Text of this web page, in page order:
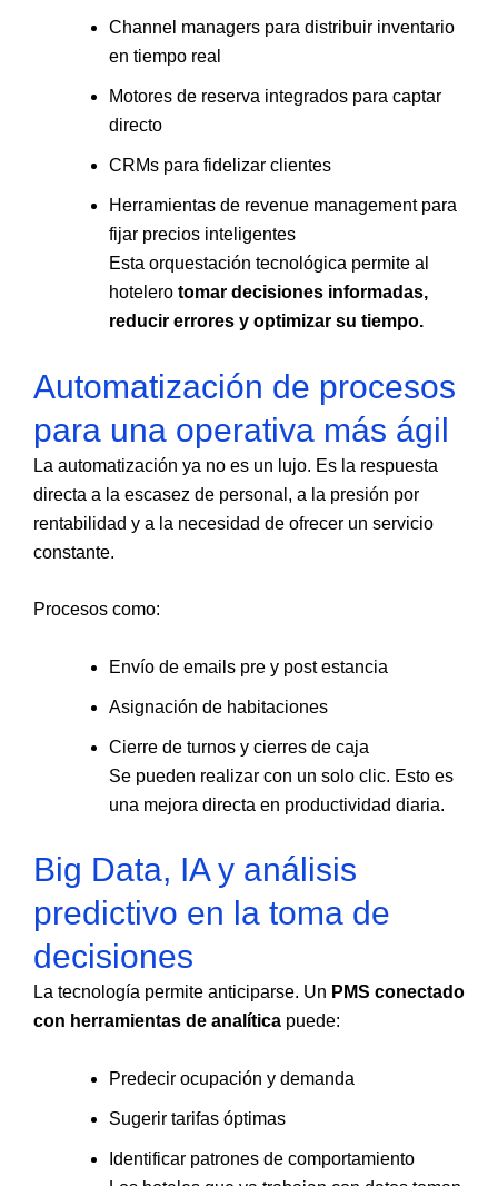
Channel managers para distribuir inventario
en tiempo real
Motores de reserva integrados para captar
directo
CRMs para fidelizar clientes
Herramientas de revenue management para
fijar precios inteligentes
Esta orquestación tecnológica permite al
hotelero tomar decisiones informadas,
reducir errores y optimizar su tiempo.
Automatización de procesos
para una operativa más ágil
La automatización ya no es un lujo. Es la respuesta
directa a la escasez de personal, a la presión por
rentabilidad y a la necesidad de ofrecer un servicio
constante.
Procesos como:
Envío de emails pre y post estancia
Asignación de habitaciones
Cierre de turnos y cierres de caja
Se pueden realizar con un solo clic. Esto es
una mejora directa en productividad diaria.
Big Data, IA y análisis
predictivo en la toma de
decisiones
La tecnología permite anticiparse. Un PMS conectado
con herramientas de analítica puede:
Predecir ocupación y demanda
Sugerir tarifas óptimas
Identificar patrones de comportamiento